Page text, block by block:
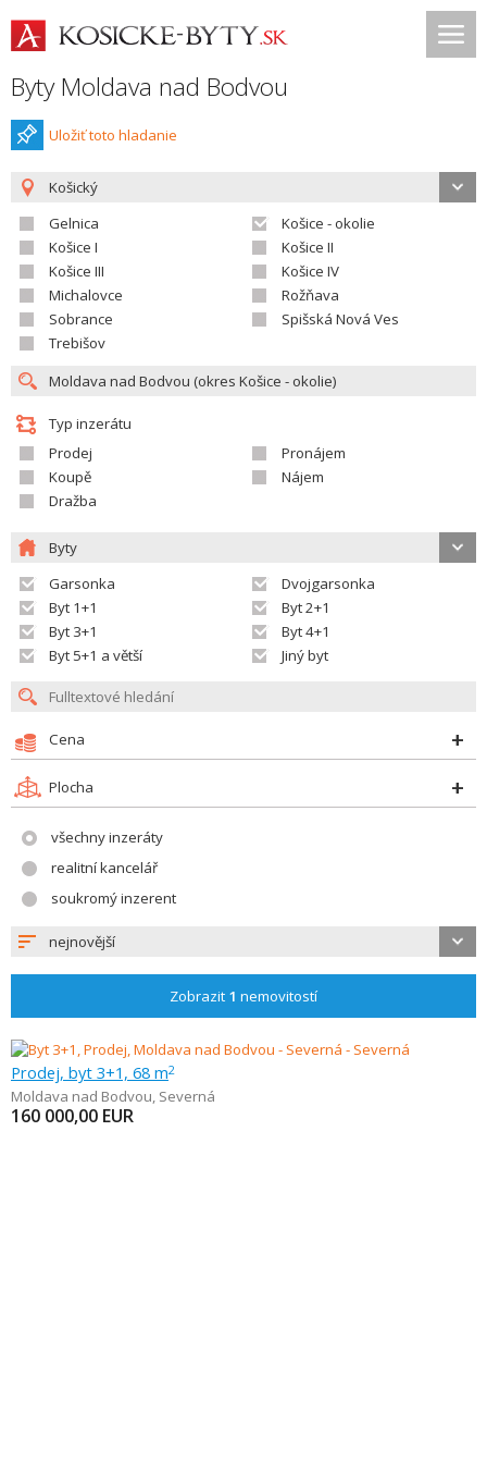
Byty Moldava nad Bodvou
Uložiť toto hladanie
Košický
Gelnica
Košice - okolie
Košice I
Košice II
Košice III
Košice IV
Michalovce
Rožňava
Sobrance
Spišská Nová Ves
Trebišov
Typ inzerátu
Prodej
Pronájem
Koupě
Nájem
Dražba
Byty
Garsonka
Dvojgarsonka
Byt 1+1
Byt 2+1
Byt 3+1
Byt 4+1
Byt 5+1 a větší
Jiný byt
Cena
Plocha
všechny inzeráty
realitní kancelář
soukromý inzerent
nejnovější
Zobrazit 1 nemovitostí
Prodej, byt 3+1, 68 m2
Moldava nad Bodvou, Severná
160 000,00 EUR